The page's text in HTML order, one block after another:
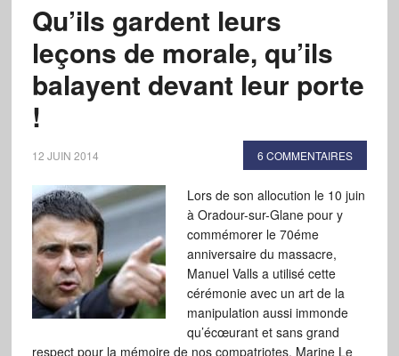
Qu’ils gardent leurs
leçons de morale, qu’ils
balayent devant leur porte
!
12 JUIN 2014 6 COMMENTAIRES
Lors de son allocution le 10 juin
à Oradour-sur-Glane pour y
commémorer le 70éme
anniversaire du massacre,
Manuel Valls a utilisé cette
cérémonie avec un art de la
manipulation aussi immonde
qu’écœurant et sans grand
respect pour la mémoire de nos compatriotes. Marine Le